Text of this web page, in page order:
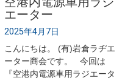
エーター
2025年4月7日
こんにちは。 (有)岩倉ラヂエ
ーター商会です。 今回は
『空港内電源車用ラジエータ